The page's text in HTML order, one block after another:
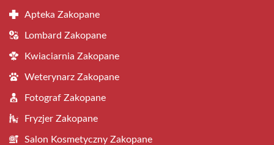
Apteka Zakopane
Lombard Zakopane
Kwiaciarnia Zakopane
Weterynarz Zakopane
Fotograf Zakopane
Fryzjer Zakopane
Salon Kosmetyczny Zakopane